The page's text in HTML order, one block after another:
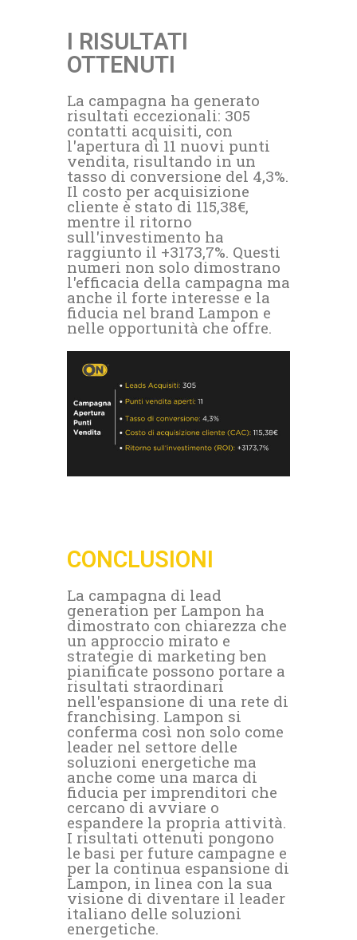
I RISULTATI
OTTENUTI
La campagna ha generato
risultati eccezionali: 305
contatti acquisiti, con
l'apertura di 11 nuovi punti
vendita, risultando in un
tasso di conversione del 4,3%.
Il costo per acquisizione
cliente è stato di 115,38€,
mentre il ritorno
sull'investimento ha
raggiunto il +3173,7%. Questi
numeri non solo dimostrano
l'efficacia della campagna ma
anche il forte interesse e la
fiducia nel brand Lampon e
nelle opportunità che offre.
CONCLUSIONI
La campagna di lead
generation per Lampon ha
dimostrato con chiarezza che
un approccio mirato e
strategie di marketing ben
pianificate possono portare a
risultati straordinari
nell'espansione di una rete di
franchising. Lampon si
conferma così non solo come
leader nel settore delle
soluzioni energetiche ma
anche come una marca di
fiducia per imprenditori che
cercano di avviare o
espandere la propria attività.
I risultati ottenuti pongono
le basi per future campagne e
per la continua espansione di
Lampon, in linea con la sua
visione di diventare il leader
italiano delle soluzioni
energetiche.